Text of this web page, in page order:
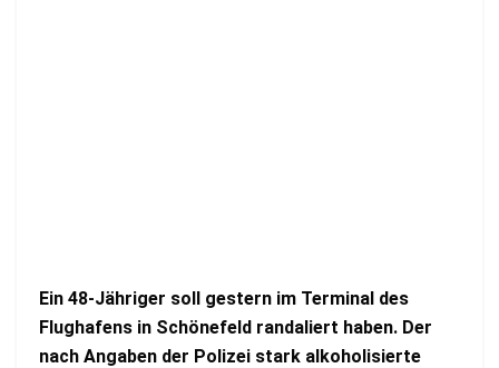
Ein 48-Jähriger soll gestern im Terminal des
Flughafens in Schönefeld randaliert haben. Der
nach Angaben der Polizei stark alkoholisierte